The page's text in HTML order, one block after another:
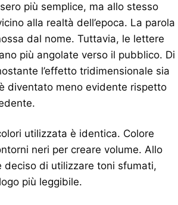
più semplice, ma allo stesso
alla realtà dell’epoca. La parola
dal nome. Tuttavia, le lettere
più angolate verso il pubblico. Di
l’effetto tridimensionale sia
diventato meno evidente rispetto
utilizzata è identica. Colore
neri per creare volume. Allo
deciso di utilizzare toni sfumati,
più leggibile.